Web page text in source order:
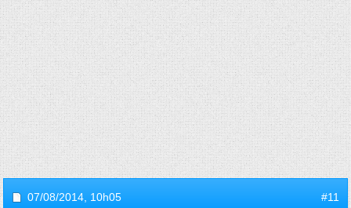
07/08/2014, 10h05 #11